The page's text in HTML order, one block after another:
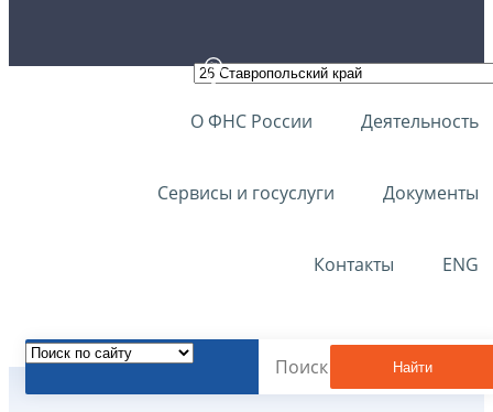
О ФНС России Деятельность
Сервисы и госуслуги Документы
Контакты ENG
Найти